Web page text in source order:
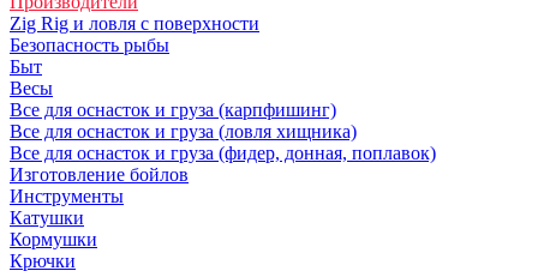
Zig Rig и ловля с поверхности
Безoпасность рыбы
Быт
Весы
Все для оснасток и груза (карпфишинг)
Все для оснасток и груза (ловля хищника)
Все для оснасток и груза (фидер, донная, поплавок)
Изготовление бойлов
Инструменты
Катушки
Кормушки
Крючки